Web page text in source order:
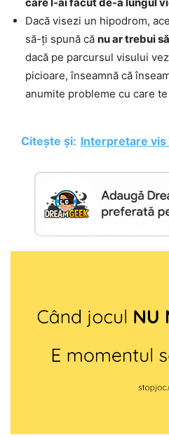
Dacă visezi un hipodrom,
să-ți spună că nu ar trebui
dacă pe parcursul visului
picioare, înseamnă că
anumite probleme cu care
Citește și: Interpretare vis